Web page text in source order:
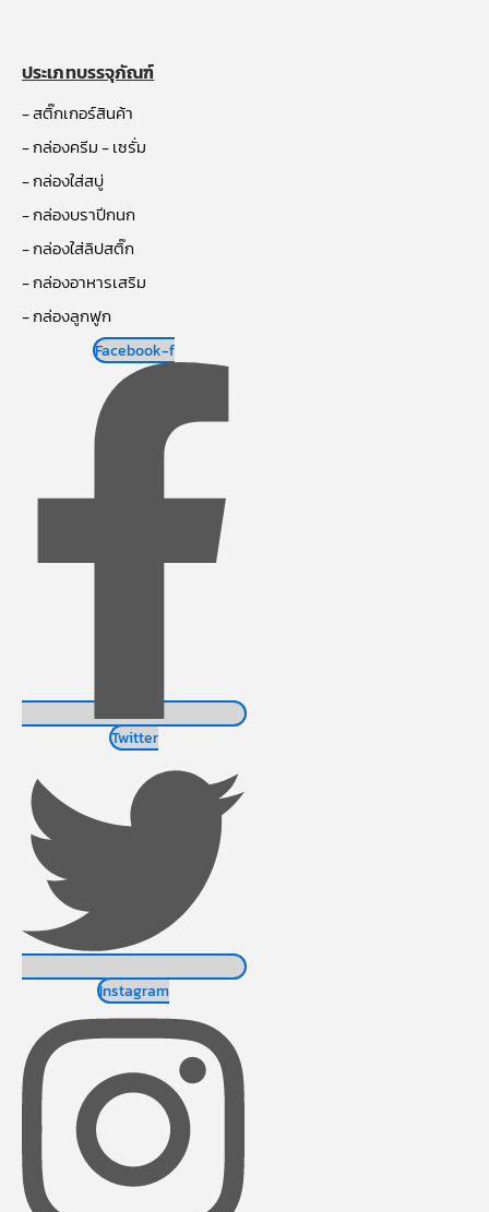
ประเภทบรรจุภัณฑ์
- สติ๊กเกอร์สินค้า
- กล่องครีม - เซรั่ม
- กล่องใส่สบู่
- กล่องบราปีกนก
- กล่องใส่ลิปสติ๊ก
- กล่องอาหารเสริม
- กล่องลูกฟูก
Facebook-f
Twitter
Instagram